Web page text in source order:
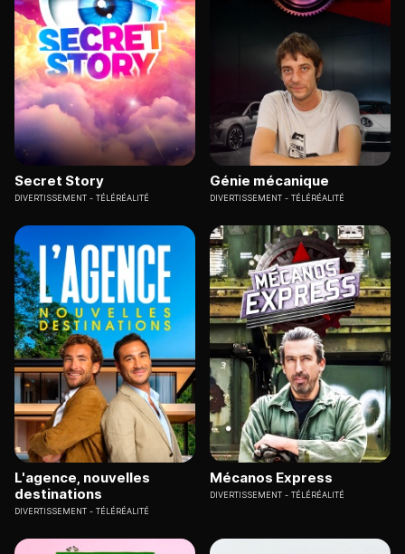
Secret Story
DIVERTISSEMENT TÉLÉRÉALITÉ
Génie mécanique
DIVERTISSEMENT TÉLÉRÉALITÉ
L'agence, nouvelles
destinations
DIVERTISSEMENT TÉLÉRÉALITÉ
Mécanos Express
DIVERTISSEMENT TÉLÉRÉALITÉ